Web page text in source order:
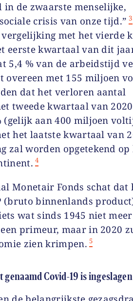
in de zwaarste menselijke,
crisis van onze tijd.” 3
vergelijking met het vierde
eerste kwartaal van dit
5,4 % van de arbeidstijd
overeen met 155 miljoen
dat het verloren aantal
tweede kwartaal van
(gelijk aan 400 miljoen
het laatste kwartaal van
zal worden opgetekend op
4
Monetair Fonds schat dat
(bruto binnenlands
wat sinds 1945 niet
primeur, maar in 2020
zien krimpen. 5
Covid-19 is ingeslagen